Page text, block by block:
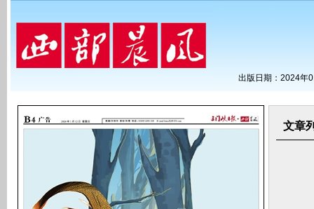
出版日期：2024年
文章